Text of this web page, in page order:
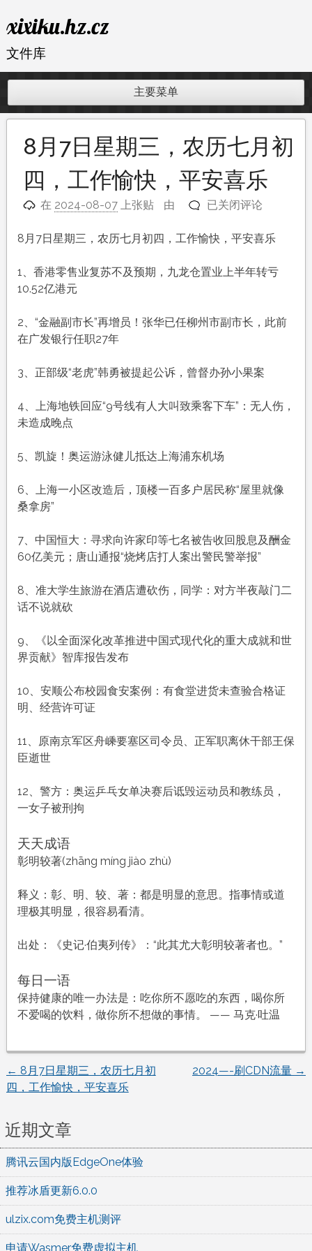
至
内
xixiku.hz.cz
文件库
主要菜单
8月7日星期三，农历七月初
四，工作愉快，平安喜乐
在 2024-08-07 上张贴 由
8
7
星
农
月
四，
愉
平
乐
已关闭评论
8月7日星期三，农历七月初四，工作愉快，平安喜乐
1、香港零售业复苏不及预期，九龙仓置业上半年转亏
10.52亿港元
2、“金融副市长”再增员！张华已任柳州市副市长，此前
在广发银行任职27年
3、正部级“老虎”韩勇被提起公诉，曾督办孙小果案
4、上海地铁回应“9号线有人大叫致乘客下车”：无人伤，
未造成晚点
5、凯旋！奥运游泳健儿抵达上海浦东机场
6、上海一小区改造后，顶楼一百多户居民称“屋里就像
桑拿房”
7、中国恒大：寻求向许家印等七名被告收回股息及酬金
60亿美元；唐山通报“烧烤店打人案出警民警举报”
8、准大学生旅游在酒店遭砍伤，同学：对方半夜敲门二
话不说就砍
9、《以全面深化改革推进中国式现代化的重大成就和世
界贡献》智库报告发布
10、安顺公布校园食安案例：有食堂进货未查验合格证
明、经营许可证
11、原南京军区舟嵊要塞区司令员、正军职离休干部王保
臣逝世
12、警方：奥运乒乓女单决赛后诋毁运动员和教练员，
一女子被刑拘
天天成语
彰明较著(zhāng míng jiào zhù)
释义：彰、明、较、著：都是明显的意思。指事情或道
理极其明显，很容易看清。
出处：《史记·伯夷列传》：“此其尤大彰明较著者也。”
每日一语
保持健康的唯一办法是：吃你所不愿吃的东西，喝你所
不爱喝的饮料，做你所不想做的事情。 —— 马克·吐温
文
导
航
← 8月7日星期三，农历七月初
四，工作愉快，平安喜乐
2024—-刷CDN流量 →
近期文章
腾讯云国内版EdgeOne体验
推荐冰盾更新6.0.0
ulzix.com免费主机测评
申请Wasmer免费虚拟主机